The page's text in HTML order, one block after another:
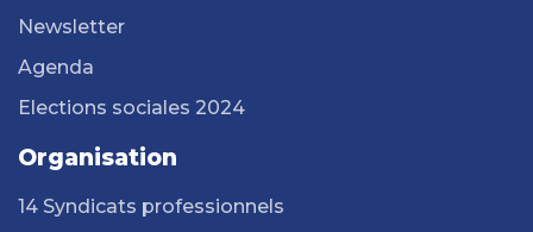
Newsletter
Agenda
Elections sociales 2024
Organisation
14 Syndicats professionnels